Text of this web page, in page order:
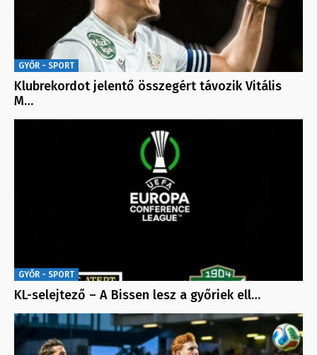
GYŐR - SPORT
Klubrekordot jelentő összegért távozik Vitális
M…
GYŐR - SPORT
KL-selejtező – A Bissen lesz a győriek ell…